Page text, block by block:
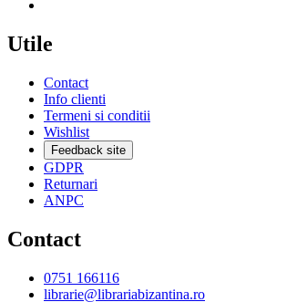
Utile
Contact
Info clienti
Termeni si conditii
Wishlist
Feedback site
GDPR
Returnari
ANPC
Contact
0751 166116
librarie@librariabizantina.ro